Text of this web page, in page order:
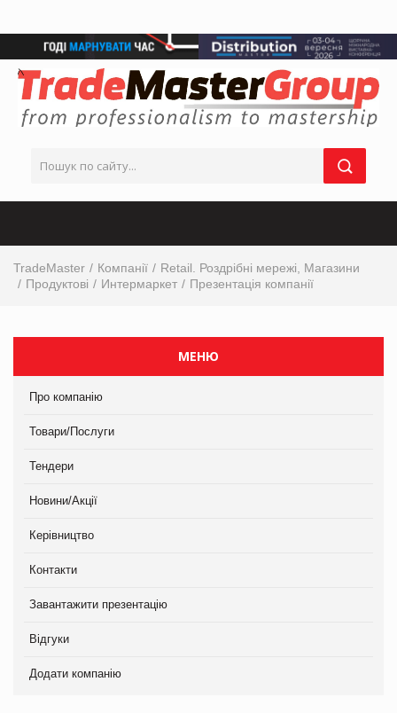
TradeMaster Компанії
Retail. Роздрібні мережі, Магазини
Продуктові
Интермаркет Презентація компанії
МЕНЮ
Про компанію
Товари/Послуги
Тендери
Новини/Акції
Керівництво
Контакти
Завантажити презентацію
Відгуки
Додати компанію